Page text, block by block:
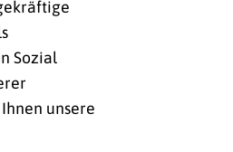
Sozial
unsere